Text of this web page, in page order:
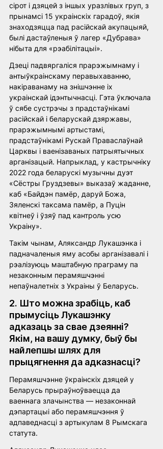
сірот і дзяцей з іншых уразлівых груп, з
прынамсі 15 украінскіх гарадоў, якія
знаходзяцца пад расійскай акупацыяй,
былі дастаўленыя ў лагер «Дубрава»
нібыта для «рэабілітацыі».
Дзеці падвяргаліся прарэжымнаму і
антыўкраінскаму перавыхаванню,
накіраванаму на знішчэнне іх
украінскай ідэнтычнасці. Гэта ўключала
ў сябе сустрэчы з прадстаўнікамі
расійскай і беларускай дзяржавы,
прарэжымнымі артыстамі,
прадстаўнікамі Рускай Праваслаўнай
Царквы і ваенізаваных патрыятычных
арганізацый. Напрыклад, у кастрычніку
2022 года беларускі музычны дуэт
«Сёстры Груздзевы» выказаў жаданне,
каб «Байдэн памёр, даруй Божа,
Зяленскі таксама памёр, а Пуцін
квітнеў і ўзяў пад кантроль усю
Украіну».
Такім чынам, Аляксандр Лукашэнка і
падначаленыя яму асобы арганізавалі і
рэалізуюць маштабную праграму па
незаконным перамяшчэнні
непаўналетніх з Украіны ў Беларусь.
2. Што можна зрабіць, каб
прымусіць Лукашэнку
адказаць за свае дзеянні?
Якім, на вашу думку, быў бы
найлепшы шлях для
прыцягнення да адказнасці?
Перамяшчэнне ўкраінскіх дзяцей у
Беларусь прыраўноўваецца да
ваеннага злачынства — незаконнай
дэпартацыі або перамяшчэння ў
адпаведнасці з артыкулам 8 Рымскага
статута.